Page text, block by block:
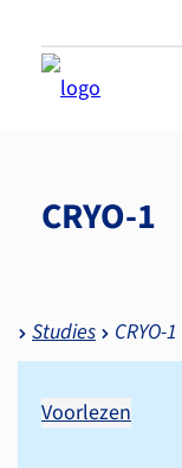
CRYO-1
Studies CRYO-1
Voorlezen